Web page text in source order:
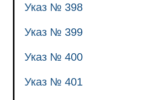
Указ № 398
Указ № 399
Указ № 400
Указ № 401